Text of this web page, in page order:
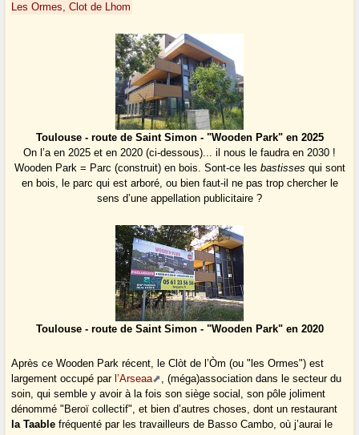
Les Ormes, Clot de Lhom
Toulouse - route de Saint Simon - "Wooden Park" en 2025
On l’a en 2025 et en 2020 (ci-dessous)... il nous le faudra en 2030 !
Wooden Park = Parc (construit) en bois. Sont-ce les bastisses qui sont
en bois, le parc qui est arboré, ou bien faut-il ne pas trop chercher le
sens d’une appellation publicitaire ?
Toulouse - route de Saint Simon - "Wooden Park" en 2020
Après ce Wooden Park récent, le Clòt de l’Òm (ou "les Ormes") est
largement occupé par l’Arseaa
, (méga)association dans le secteur du
soin, qui semble y avoir à la fois son siège social, son pôle joliment
dénommé "Beroï collectif", et bien d’autres choses, dont un restaurant
la Taable fréquenté par les travailleurs de Basso Cambo, où j’aurai le